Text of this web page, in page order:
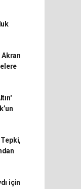
için